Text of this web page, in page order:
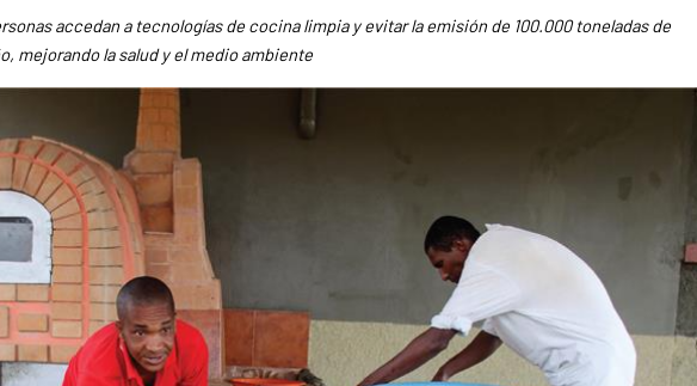
accedan a tecnologías de cocina limpia y evitar la emisión de 100.000 toneladas de
mejorando la salud y el medio ambiente